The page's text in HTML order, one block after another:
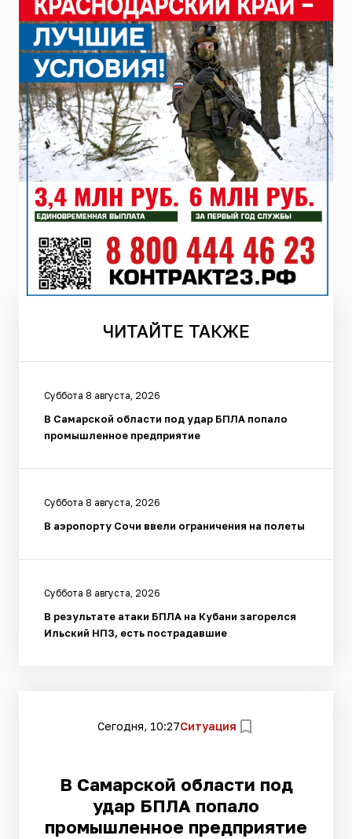
ЧИТАЙТЕ ТАКЖЕ
Суббота 8 августа, 2026
В Самарской области под удар БПЛА попало
промышленное предприятие
Суббота 8 августа, 2026
В аэропорту Сочи ввели ограничения на полеты
Суббота 8 августа, 2026
В результате атаки БПЛА на Кубани загорелся
Ильский НПЗ, есть пострадавшие
Сегодня, 10:27Ситуация
В Самарской области под
удар БПЛА попало
промышленное предприятие